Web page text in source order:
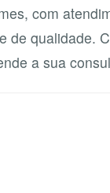
com
de qualidade.
a sua